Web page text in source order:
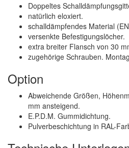
Doppeltes
natürlich eloxiert.
schalldämpfendes Material
versenkte Befestigungslöcher.
extra breiter Flansch von 30
zugehörige Schrauben.
Option
Abweichende Größen,
mm ansteigend.
E.P.D.M. Gummidichtung.
Pulverbeschichtung in RAL-